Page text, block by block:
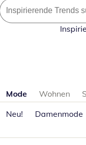
Produktkategorien
Mode Wohnen
Neu!
Damenmode